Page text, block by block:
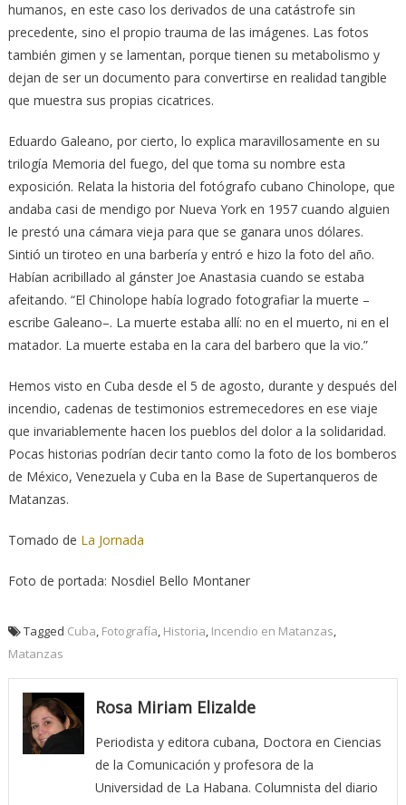
humanos, en este caso los derivados de una catástrofe sin
precedente, sino el propio trauma de las imágenes. Las fotos
también gimen y se lamentan, porque tienen su metabolismo y
dejan de ser un documento para convertirse en realidad tangible
que muestra sus propias cicatrices.
Eduardo Galeano, por cierto, lo explica maravillosamente en su
trilogía Memoria del fuego, del que toma su nombre esta
exposición. Relata la historia del fotógrafo cubano Chinolope, que
andaba casi de mendigo por Nueva York en 1957 cuando alguien
le prestó una cámara vieja para que se ganara unos dólares.
Sintió un tiroteo en una barbería y entró e hizo la foto del año.
Habían acribillado al gánster Joe Anastasia cuando se estaba
afeitando. “El Chinolope había logrado fotografiar la muerte –
escribe Galeano–. La muerte estaba allí: no en el muerto, ni en el
matador. La muerte estaba en la cara del barbero que la vio.”
Hemos visto en Cuba desde el 5 de agosto, durante y después del
incendio, cadenas de testimonios estremecedores en ese viaje
que invariablemente hacen los pueblos del dolor a la solidaridad.
Pocas historias podrían decir tanto como la foto de los bomberos
de México, Venezuela y Cuba en la Base de Supertanqueros de
Matanzas.
Tomado de La Jornada
Foto de portada: Nosdiel Bello Montaner
Tagged Cuba, Fotografía, Historia, Incendio en Matanzas,
Matanzas
Rosa Miriam Elizalde
Periodista y editora cubana, Doctora en Ciencias
de la Comunicación y profesora de la
Universidad de La Habana. Columnista del diario